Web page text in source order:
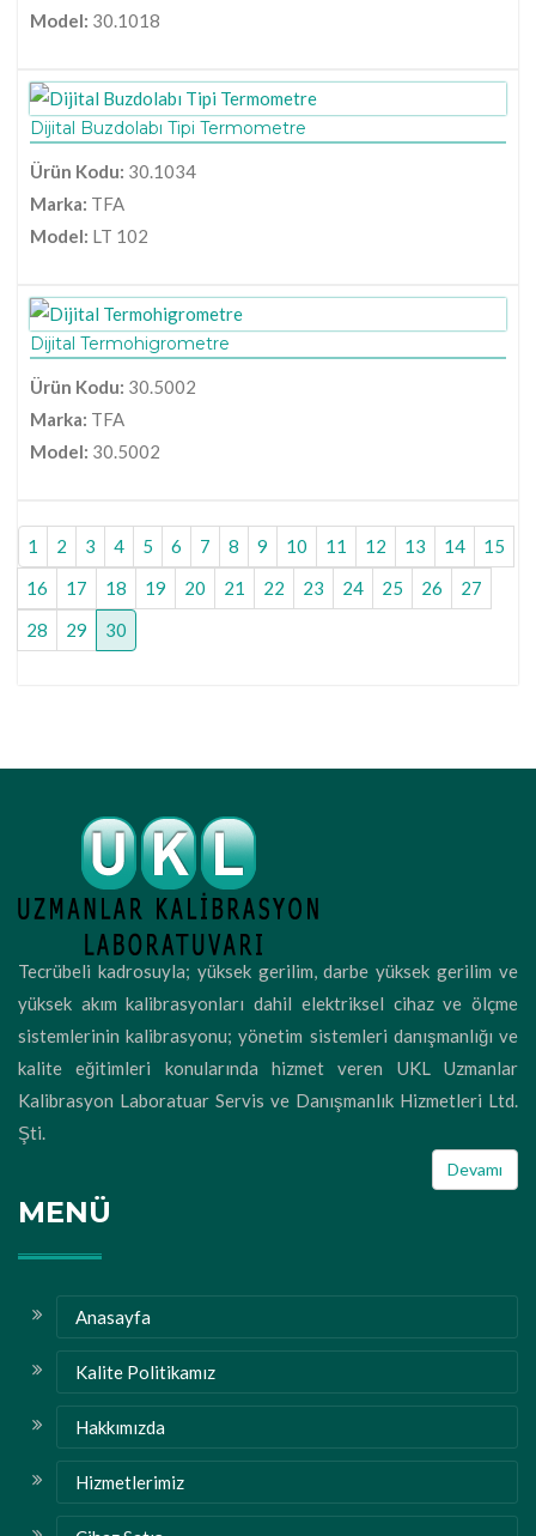
Model: 30.1018
Dijital Buzdolabı Tipi Termometre
Ürün Kodu: 30.1034
Marka: TFA
Model: LT 102
Dijital Termohigrometre
Ürün Kodu: 30.5002
Marka: TFA
Model: 30.5002
1 2 3 4 5 6 7 8 9 10 11 12 13 14
15
16
17 18 19 20 21 22 23 24 25 26
27
28
29 30
Tecrübeli kadrosuyla; yüksek gerilim, darbe yüksek gerilim ve
yüksek akım kalibrasyonları dahil elektriksel cihaz ve ölçme
sistemlerinin kalibrasyonu; yönetim sistemleri danışmanlığı ve
kalite eğitimleri konularında hizmet veren UKL Uzmanlar
Kalibrasyon Laboratuar Servis ve Danışmanlık Hizmetleri Ltd.
Şti.
Devamı
MENÜ
Anasayfa
Kalite Politikamız
Hakkımızda
Hizmetlerimiz